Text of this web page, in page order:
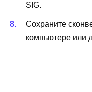
SIG.
Сохраните
компьютере или